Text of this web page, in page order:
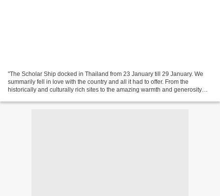
"The Scholar Ship docked in Thailand from 23 January till 29 January. We
summarily fell in love with the country and all it had to offer. From the
historically and culturally rich sites to the amazing warmth and generosity